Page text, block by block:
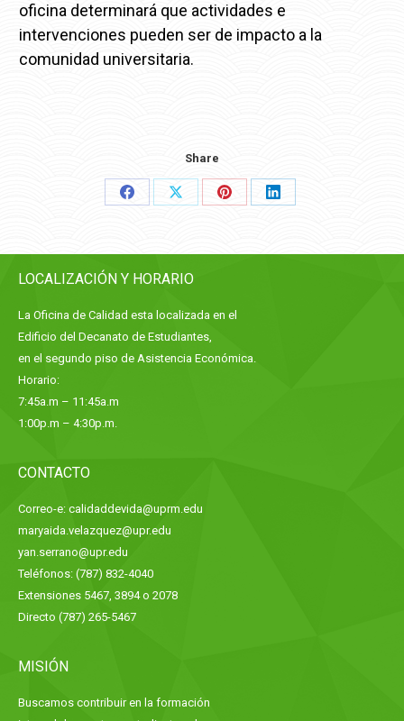
oficina determinará que actividades e
intervenciones pueden ser de impacto a la
comunidad universitaria.
Share
Share
Facebook
Share
X
Share
Pinterest
Share
LinkedIn
LOCALIZACIÓN Y HORARIO
La Oficina de Calidad esta localizada en el
Edificio del Decanato de Estudiantes,
en el segundo piso de Asistencia Económica.
Horario:
7:45a.m – 11:45a.m
1:00p.m – 4:30p.m.
CONTACTO
Correo-e: calidaddevida@uprm.edu
maryaida.velazquez@upr.edu
yan.serrano@upr.edu
Teléfonos: (787) 832-4040
Extensiones 5467, 3894 o 2078
Directo (787) 265-5467
MISIÓN
Buscamos contribuir en la formación